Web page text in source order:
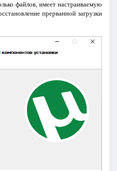
файлов, имеет настраиваемую
прерванной загрузки